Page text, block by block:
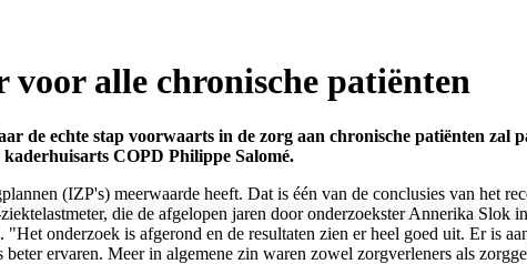
voor alle chronische patiënten
de echte stap voorwaarts in de zorg aan chronische patiënten zal
COPD Philippe Salomé.
(IZP's) meerwaarde heeft. Dat is één van de conclusies van het
die de afgelopen jaren door onderzoekster Annerika
onderzoek is afgerond en de resultaten zien er heel goed uit. Er is
ervaren. Meer in algemene zin waren zowel zorgverleners als